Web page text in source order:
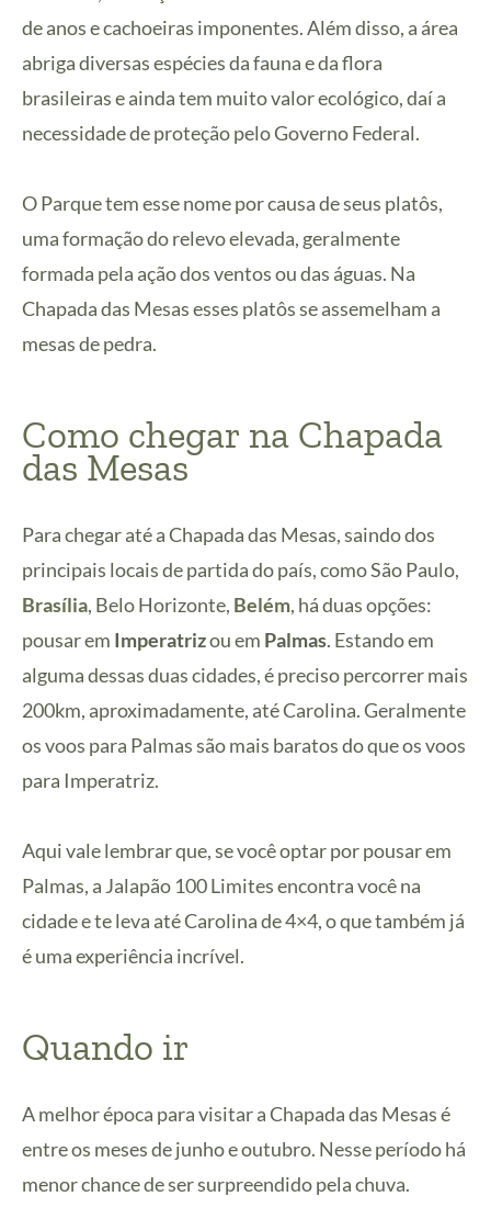
de anos e cachoeiras imponentes. Além disso, a área
abriga diversas espécies da fauna e da flora
brasileiras e ainda tem muito valor ecológico, daí a
necessidade de proteção pelo Governo Federal.
O Parque tem esse nome por causa de seus platôs,
uma formação do relevo elevada, geralmente
formada pela ação dos ventos ou das águas. Na
Chapada das Mesas esses platôs se assemelham a
mesas de pedra.
Como chegar na Chapada
das Mesas
Para chegar até a Chapada das Mesas, saindo dos
principais locais de partida do país, como São Paulo,
Brasília, Belo Horizonte, Belém, há duas opções:
pousar em Imperatrizou em Palmas. Estando em
alguma dessas duas cidades, é preciso percorrer mais
200km, aproximadamente, até Carolina. Geralmente
os voos para Palmas são mais baratos do que os voos
para Imperatriz.
Aqui vale lembrar que, se você optar por pousar em
Palmas, a Jalapão 100 Limitesencontra você na
cidade e te leva até Carolina de 4×4, o que também já
é uma experiência incrível.
Quando ir
A melhor época para visitar a Chapada das Mesas é
entre os meses de junho e outubro. Nesse período há
menor chance de ser surpreendido pela chuva.